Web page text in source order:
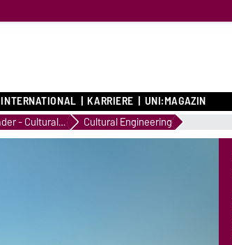
INTERNATIONAL KARRIERE UNI:MAGAZIN
Header - Cultural Engineering Cultural Engineering